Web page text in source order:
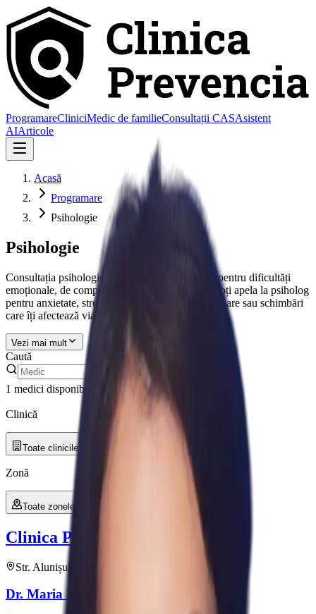
ProgramareCliniciMedic de familieConsultații CASAsistent
AIArticole
Acasă
Programare
Psihologie
Psihologie
Consultația psihologică oferă evaluare și sprijin pentru dificultăți
emoționale, de comportament sau de adaptare. Poți apela la psiholog
pentru anxietate, stres, doliu, probleme de relaționare sau schimbări
care îți afectează viața de zi cu zi.
Vezi mai mult
Caută
1 medici disponibili Filtre Clinică și zonă
Clinică
Toate clinicile
Zonă
Toate zonele
Clinica Prevencia Alunisului
Str. Alunișului Nr. 199
Dr. Maria Niculescu